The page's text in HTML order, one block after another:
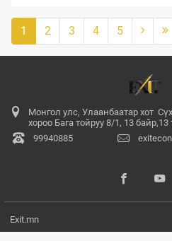
1 2 3 4 5
Монгол улс, Улаанбаатар хот
хороо Бага тойруу 8/1, 13 байр,13
99940885
Exit.mn